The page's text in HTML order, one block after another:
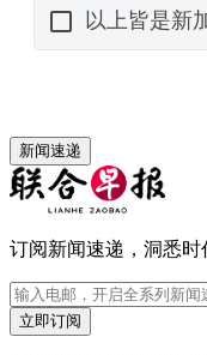
新闻速递
订阅新闻速递，洞悉时
立即订阅